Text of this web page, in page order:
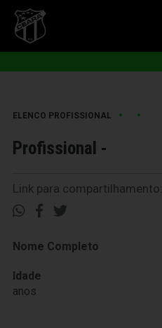
ELENCO PROFISSIONAL • •
Profissional -
Link para compartilhamento:
Nome Completo
Idade
anos